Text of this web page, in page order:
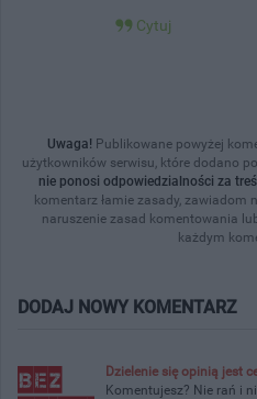
Cytuj
Uwaga! Publikowane powyżej
użytkowników serwisu, które dodano
nie ponosi odpowiedzialności za
komentarz łamie zasady, zawiadom
naruszenie zasad komentowania
każdym
DODAJ NOWY KOMENTARZ
Dzielenie się opinią jest
Komentujesz? Nie rań i